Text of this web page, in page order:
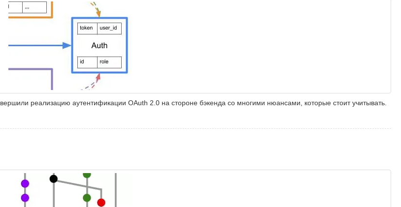
реализацию аутентификации OAuth 2.0 на стороне бэкенда со многими нюансами, которые стоит учитывать.